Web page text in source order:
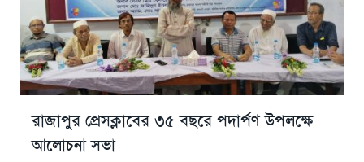
রাজাপুর প্রেসক্লাবের ৩৫ বছরে পদার্পণ উপলক্ষে
আলোচনা সভা